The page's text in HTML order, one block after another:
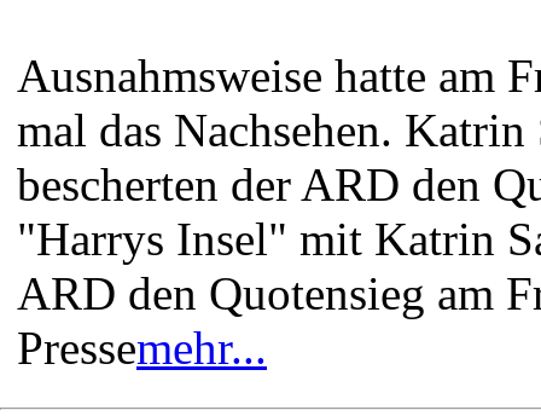
Ausnahmsweise hatte am
mal das Nachsehen.
bescherten der ARD den
"Harrys Insel" mit Katrin
ARD den Quotensieg am
Pressemehr...